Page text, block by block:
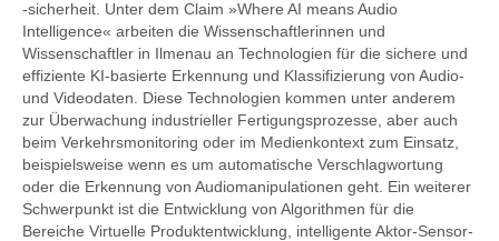
-sicherheit. Unter dem Claim »Where AI means Audio
Intelligence« arbeiten die Wissenschaftlerinnen und
Wissenschaftler in Ilmenau an Technologien für die sichere und
effiziente KI-basierte Erkennung und Klassifizierung von Audio-
und Videodaten. Diese Technologien kommen unter anderem
zur Überwachung industrieller Fertigungsprozesse, aber auch
beim Verkehrsmonitoring oder im Medienkontext zum Einsatz,
beispielsweise wenn es um automatische Verschlagwortung
oder die Erkennung von Audiomanipulationen geht. Ein weiterer
Schwerpunkt ist die Entwicklung von Algorithmen für die
Bereiche Virtuelle Produktentwicklung, intelligente Aktor-Sensor-